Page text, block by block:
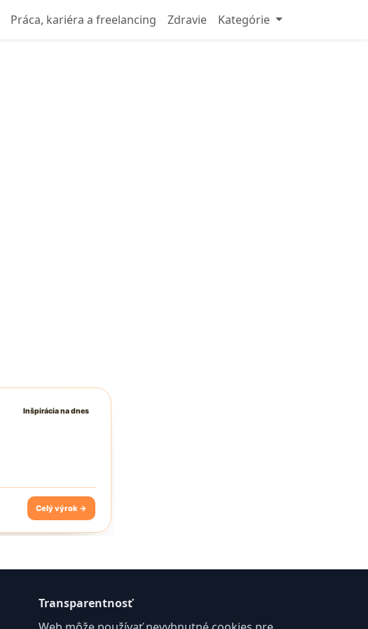
Práca, kariéra a freelancing Zdravie Kategórie
Transparentnosť